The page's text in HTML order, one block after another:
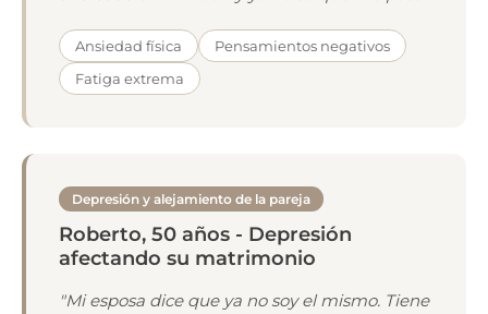
Ansiedad física
Pensamientos negativos
Fatiga extrema
Depresión y alejamiento de la pareja
Roberto, 50 años - Depresión
afectando su matrimonio
"Mi esposa dice que ya no soy el mismo. Tiene